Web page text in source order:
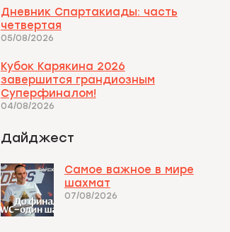
Дневник Спартакиады: часть
четвертая
05/08/2026
Кубок Карякина 2026
завершится грандиозным
Суперфиналом!
04/08/2026
Дайджест
Самое важное в мире
шахмат
07/08/2026